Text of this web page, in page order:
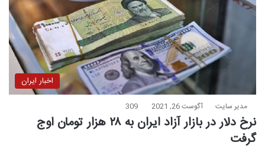
اخبار ایران
مدیر سایت آگوست 26, 2021 309
نرخ دلار در بازار آزاد ایران به ۲۸ هزار تومان اوج
گرفت